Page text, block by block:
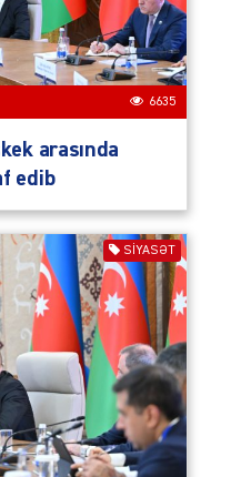
6635
arasında
edib
SIYASƏT